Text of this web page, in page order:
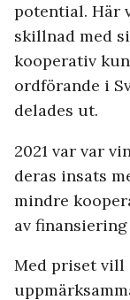
potential. Här
skillnad med
kooperativ
ordförande i
delades ut.
2021 var var
deras insats
mindre
av
Med priset vill